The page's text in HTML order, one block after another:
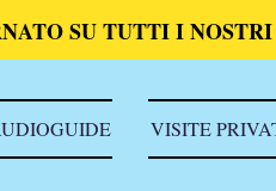
SU TUTTI I
VISITE